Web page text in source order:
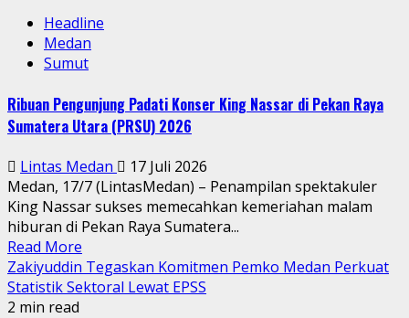
Headline
Medan
Sumut
Ribuan Pengunjung Padati Konser King Nassar di Pekan Raya
Sumatera Utara (PRSU) 2026
Lintas Medan
17 Juli 2026
Medan, 17/7 (LintasMedan) – Penampilan spektakuler
King Nassar sukses memecahkan kemeriahan malam
hiburan di Pekan Raya Sumatera...
Read More
Zakiyuddin Tegaskan Komitmen Pemko Medan Perkuat
Statistik Sektoral Lewat EPSS
2 min read